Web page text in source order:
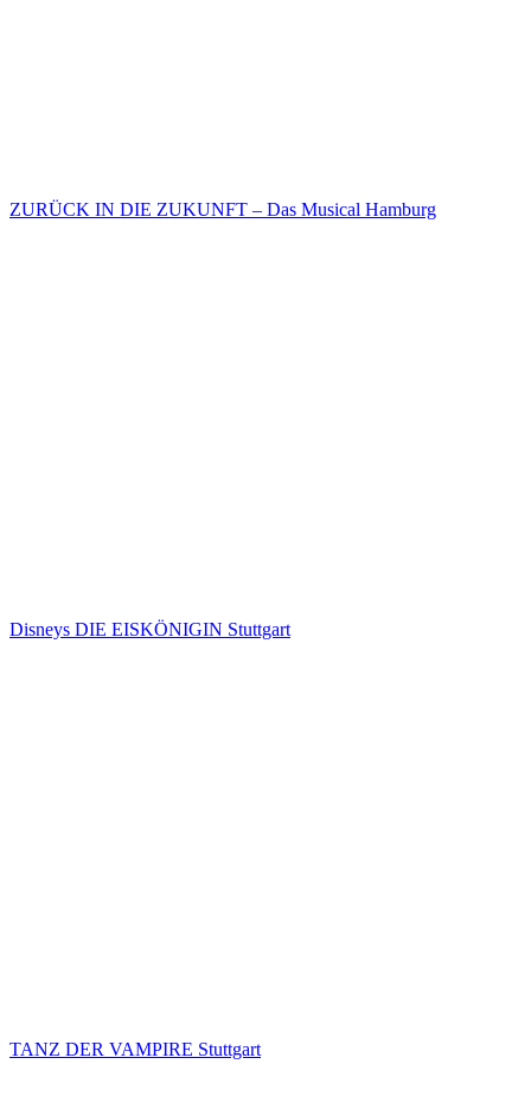
ZURÜCK IN DIE ZUKUNFT – Das Musical Hamburg
Disneys DIE EISKÖNIGIN Stuttgart
TANZ DER VAMPIRE Stuttgart